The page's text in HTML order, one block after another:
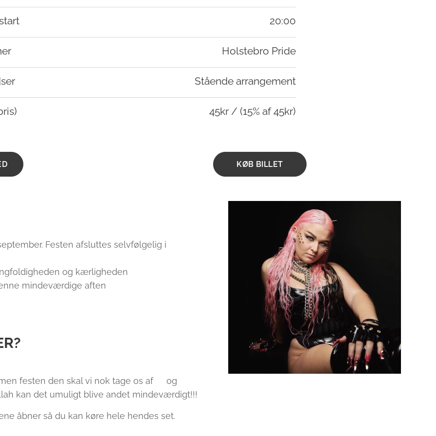
20:00
Holstebro Pride
Stående arrangement
45kr / (15% af 45kr)
KØB BILLET
Festen afsluttes selvfølgelig i
og kærligheden
mindeværdige aften
festen den skal vi nok tage os af😉 og
kan det umuligt blive andet mindeværdigt!!!❤️
åbner så du kan køre hele hendes set.